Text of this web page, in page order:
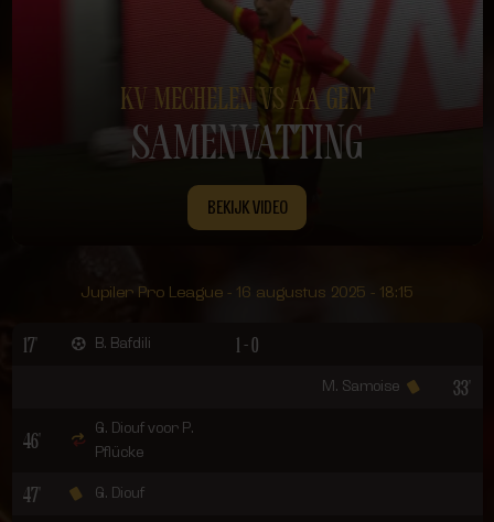
KV MECHELEN VS AA GENT
SAMENVATTING
BEKIJK VIDEO
Jupiler Pro League - 16 augustus 2025 - 18:15
17' B. Bafdili
1 - 0
33'
M. Samoise
46'
G. Diouf voor P.
Pflücke
47' G. Diouf